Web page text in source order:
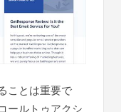
ことは重要で